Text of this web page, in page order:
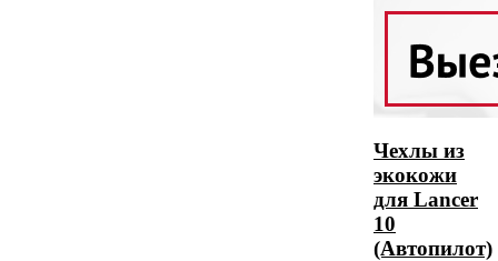
Чехлы из
экокожи
для Lancer
10
(Автопилот)